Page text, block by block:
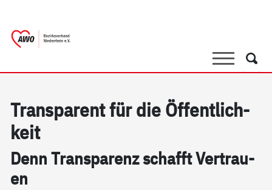
SucheSuche
Tran­s­pa­rent für die Öf­f­ent­lich­
keit
Denn Tran­s­pa­renz schafft Ver­trau­
en